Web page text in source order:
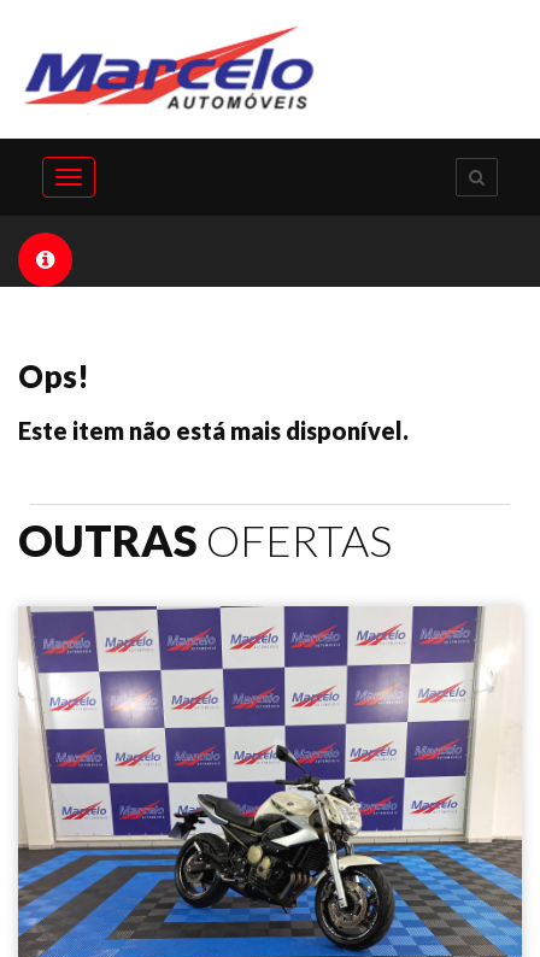
Toggle
navigation
Ops!
Este item não está mais disponível.
OUTRAS OFERTAS